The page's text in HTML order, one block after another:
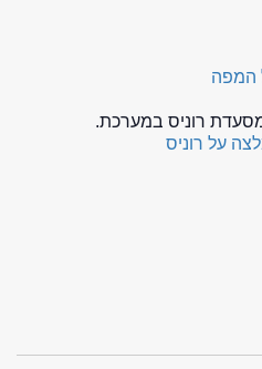
המפה
רוניס במערכת.
על רוניס